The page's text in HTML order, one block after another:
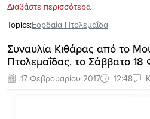
Διαβάστε περισσότερα
Topics:Εορδαία Πτολεμαΐδα
Συναυλία Κιθάρας από το
Πτολεμαΐδας, το Σάββατο 18
17 Φεβρουαρίου 2017 12:48